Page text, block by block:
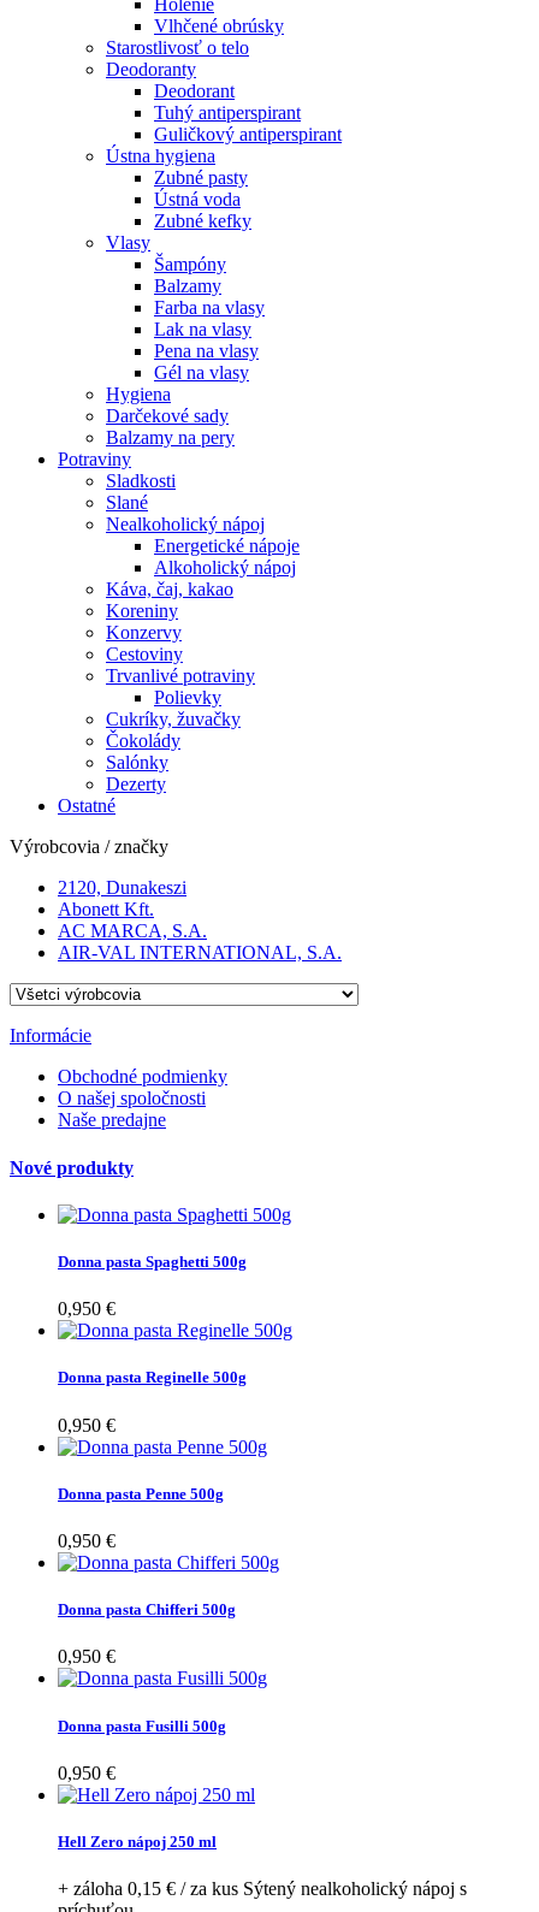
Holenie
Vlhčené obrúsky
Starostlivosť o telo
Deodoranty
Deodorant
Tuhý antiperspirant
Guličkový antiperspirant
Ústna hygiena
Zubné pasty
Ústná voda
Zubné kefky
Vlasy
Šampóny
Balzamy
Farba na vlasy
Lak na vlasy
Pena na vlasy
Gél na vlasy
Hygiena
Darčekové sady
Balzamy na pery
Potraviny
Sladkosti
Slané
Nealkoholický nápoj
Energetické nápoje
Alkoholický nápoj
Káva, čaj, kakao
Koreniny
Konzervy
Cestoviny
Trvanlivé potraviny
Polievky
Cukríky, žuvačky
Čokolády
Salónky
Dezerty
Ostatné
Výrobcovia / značky
2120, Dunakeszi
Abonett Kft.
AC MARCA, S.A.
AIR-VAL INTERNATIONAL, S.A.
Informácie
Obchodné podmienky
O našej spoločnosti
Naše predajne
Nové produkty
Donna pasta Spaghetti 500g
0,950 €
Donna pasta Reginelle 500g
0,950 €
Donna pasta Penne 500g
0,950 €
Donna pasta Chifferi 500g
0,950 €
Donna pasta Fusilli 500g
0,950 €
Hell Zero nápoj 250 ml
+ záloha 0,15 € / za kus Sýtený nealkoholický nápoj s